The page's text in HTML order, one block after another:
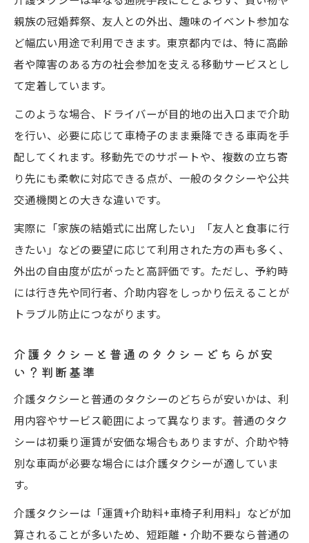
親族の冠婚葬祭、友人との外出、趣味のイベント参加な
ど幅広い用途で利用できます。東京都内では、特に高齢
者や障害のある方の社会参加を支える移動サービスとし
て定着しています。
このような場合、ドライバーが目的地の出入口まで介助
を行い、必要に応じて車椅子のまま乗降できる車両を手
配してくれます。移動先でのサポートや、複数の立ち寄
り先にも柔軟に対応できる点が、一般のタクシーや公共
交通機関との大きな違いです。
実際に「家族の結婚式に出席したい」「友人と食事に行
きたい」などの要望に応じて利用された方の声も多く、
外出の自由度が広がったと高評価です。ただし、予約時
には行き先や同行者、介助内容をしっかり伝えることが
トラブル防止につながります。
介護タクシーと普通のタクシーどちらが安
い？判断基準
介護タクシーと普通のタクシーのどちらが安いかは、利
用内容やサービス範囲によって異なります。普通のタク
シーは初乗り運賃が安価な場合もありますが、介助や特
別な車両が必要な場合には介護タクシーが適していま
す。
介護タクシーは「運賃+介助料+車椅子利用料」などが加
算されることが多いため、短距離・介助不要なら普通の